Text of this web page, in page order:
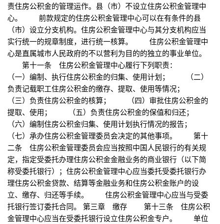
责住房公积金的管理运作。县（市）不设立住房公积金管理中
心。 前款规定的住房公积金管理中心可以在有条件的县
（市）设立分支机构。住房公积金管理中心与其分支机构应当
实行统一的规章制度，进行统一核算。 住房公积金管理中
心是直属城市人民政府的不以营利为目的的独立的事业单位。
第十一条 住房公积金管理中心履行下列职责：
（一）编制、执行住房公积金的归集、使用计划； （二）
负责记载职工住房公积金的缴存、提取、使用等情况；
（三）负责住房公积金的核算； （四）审批住房公积金的
提取、使用； （五）负责住房公积金的保值和归还；
（六）编制住房公积金归集、使用计划执行情况的报告；
（七）承办住房公积金管理委员会决定的其他事项。 第十
二条 住房公积金管理委员会应当按照中国人民银行的有关规
定，指定受委托办理住房公积金金融业务的商业银行（以下简
称受委托银行）；住房公积金管理中心应当委托受委托银行办
理住房公积金贷款、结算等金融业务和住房公积金账户的设
立、缴存、归还等手续。 住房公积金管理中心应当与受委
托银行签订委托合同。 第三章 缴存 第十三条 住房公积
金管理中心应当在受委托银行设立住房公积金专户。 单位